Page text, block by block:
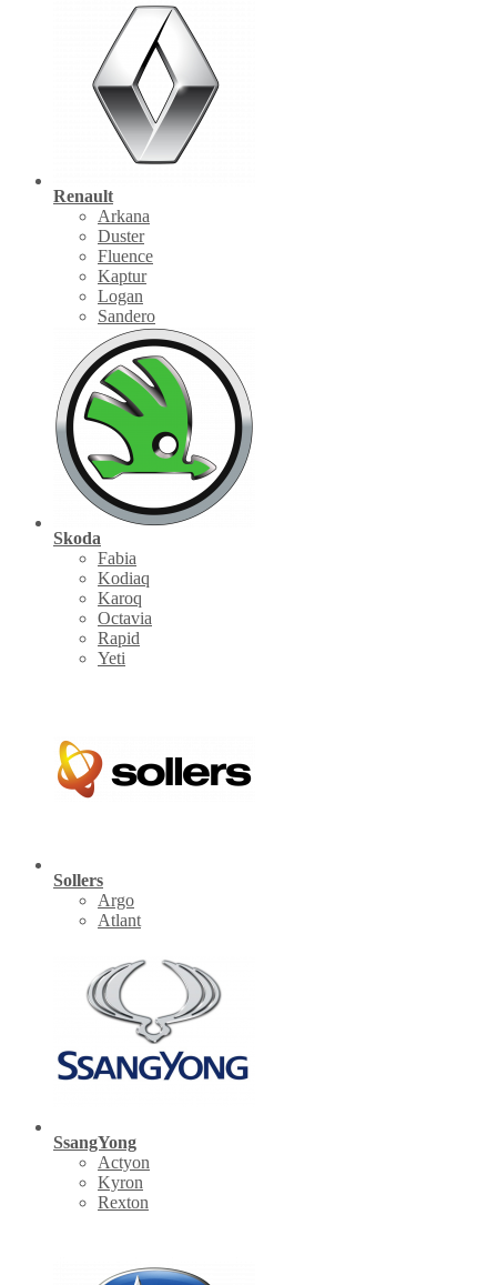
Renault
Arkana
Duster
Fluence
Kaptur
Logan
Sandero
Skoda
Fabia
Kodiaq
Karoq
Octavia
Rapid
Yeti
Sollers
Argo
Atlant
SsangYong
Actyon
Kyron
Rexton